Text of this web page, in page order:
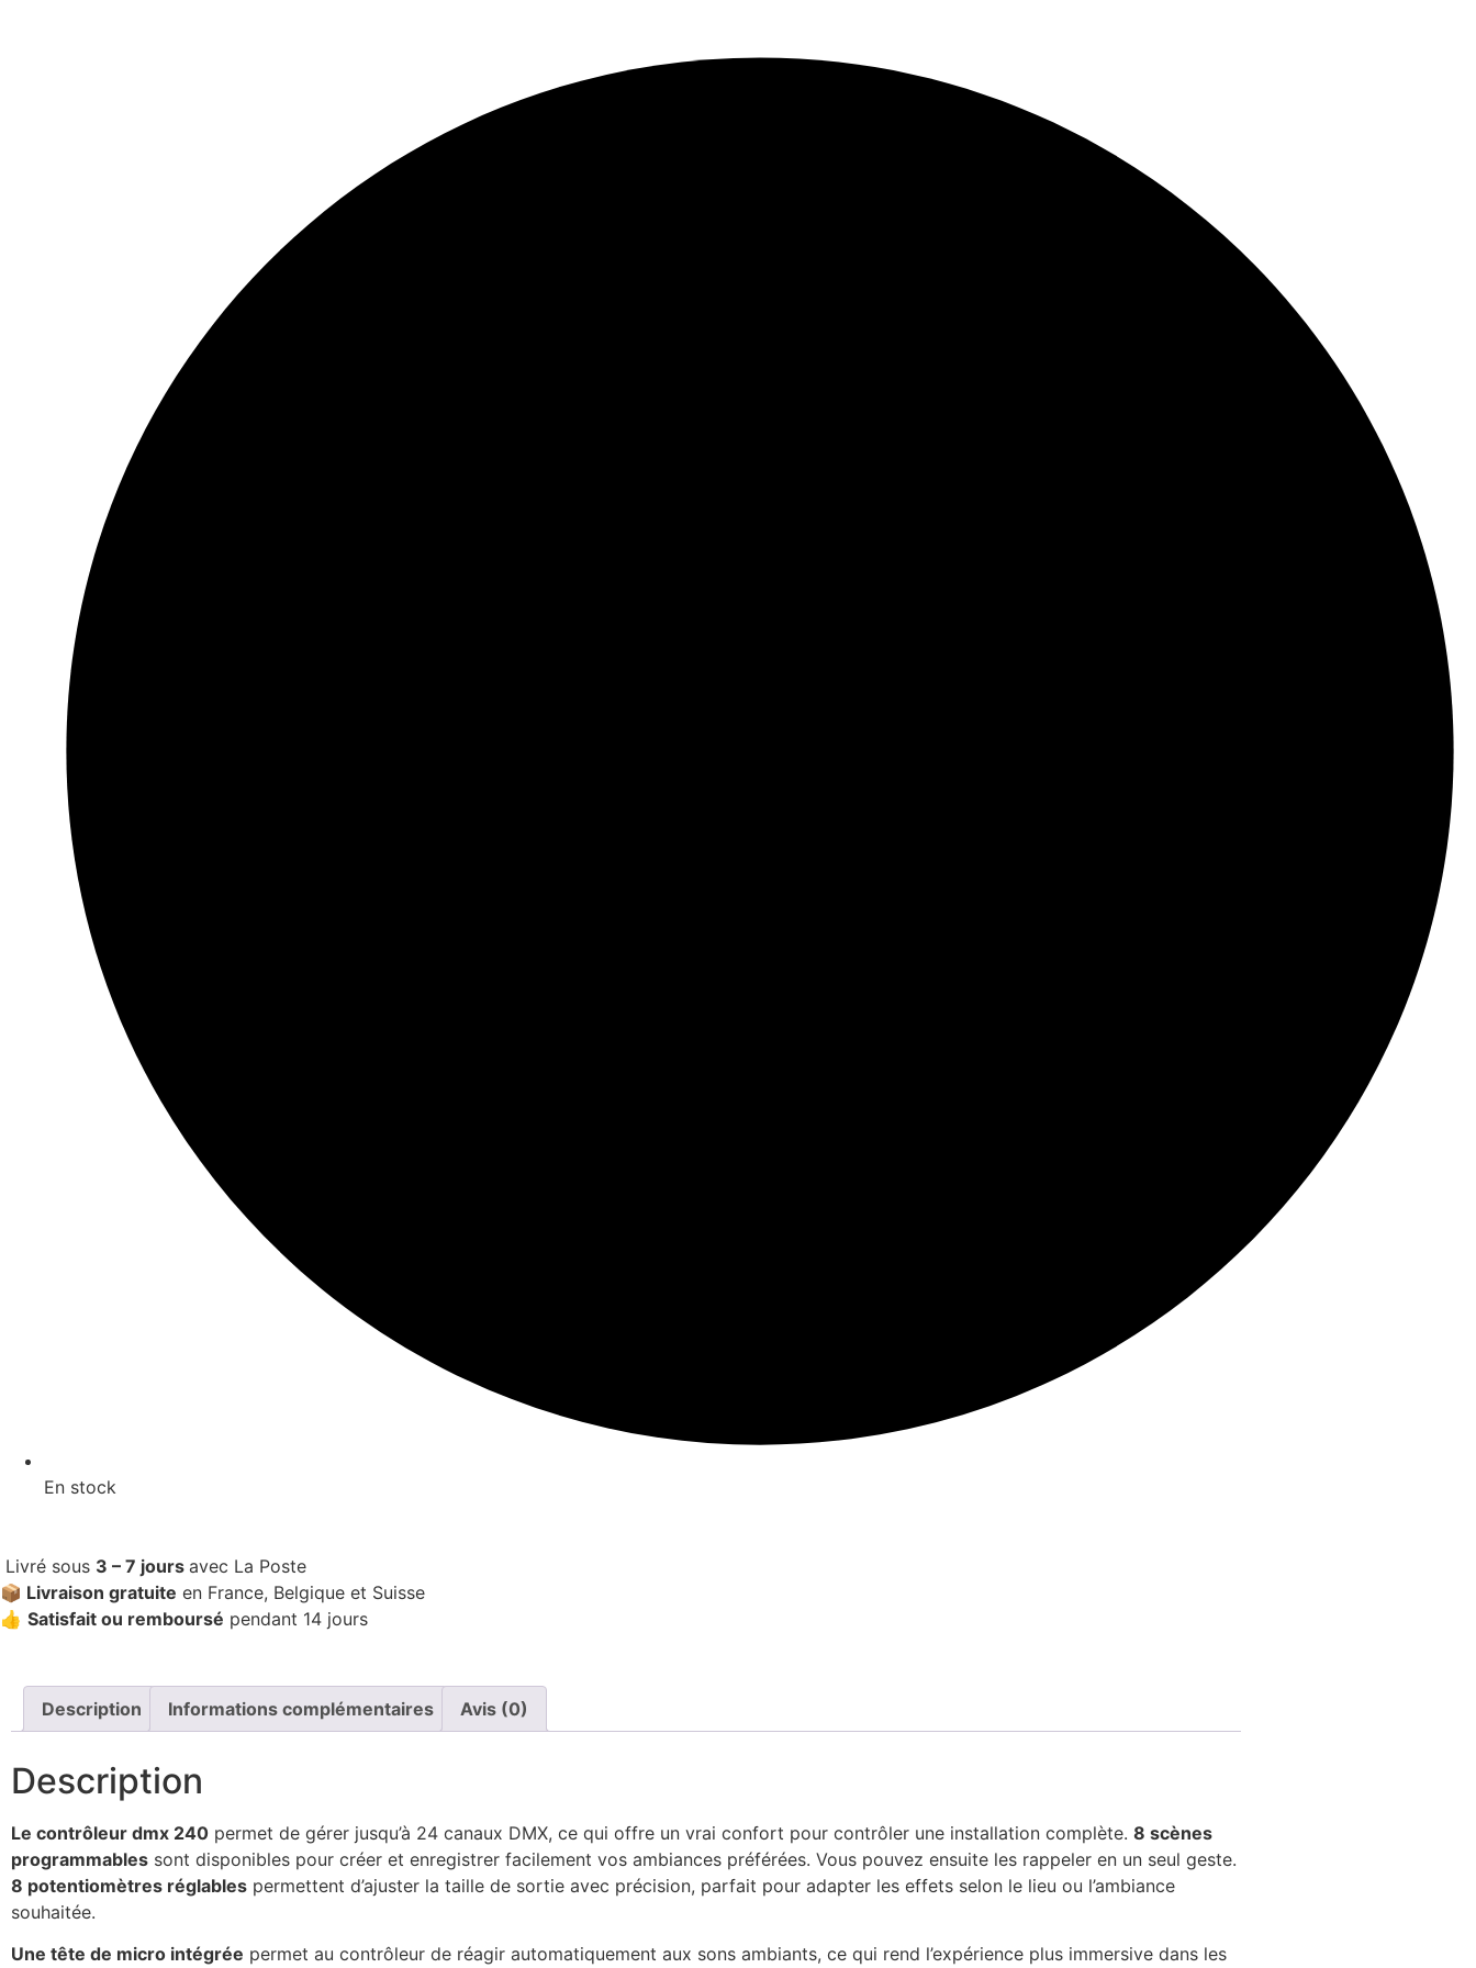
En stock
Livré sous 3 – 7 jours avec La Poste
📦 Livraison gratuite en France, Belgique et Suisse
👍 Satisfait ou remboursé pendant 14 jours
Description Informations complémentaires Avis (0)
Description
Le contrôleur dmx 240 permet de gérer jusqu’à 24 canaux DMX, ce qui offre un vrai confort pour contrôler une installation complète. 8 scènes
programmables sont disponibles pour créer et enregistrer facilement vos ambiances préférées. Vous pouvez ensuite les rappeler en un seul geste.
8 potentiomètres réglables permettent d’ajuster la taille de sortie avec précision, parfait pour adapter les effets selon le lieu ou l’ambiance
souhaitée.
Une tête de micro intégrée permet au contrôleur de réagir automatiquement aux sons ambiants, ce qui rend l’expérience plus immersive dans les